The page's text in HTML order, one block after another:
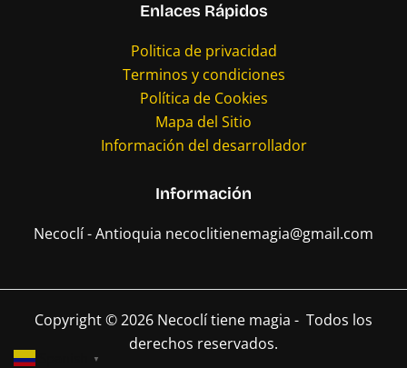
Enlaces Rápidos
Politica de privacidad
Terminos y condiciones
Política de Cookies
Mapa del Sitio
Información del desarrollador
Información
Necoclí - Antioquia necoclitienemagia@gmail.com
Copyright © 2026 Necoclí tiene magia - Todos los
derechos reservados.
▼